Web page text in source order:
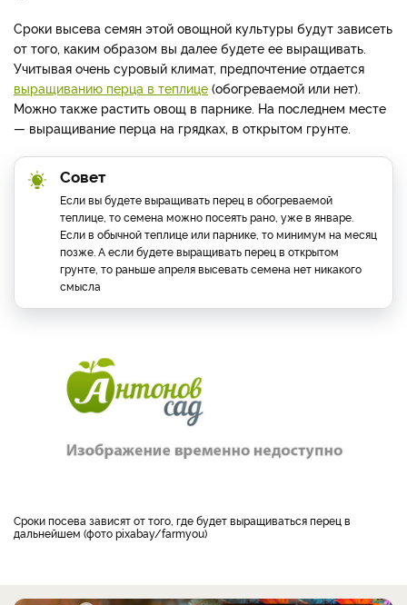
Сроки высева семян этой овощной культуры будут зависеть
от того, каким образом вы далее будете ее выращивать.
Учитывая очень суровый климат, предпочтение отдается
выращиванию перца в теплице (обогреваемой или нет).
Можно также растить овощ в парнике. На последнем месте
— выращивание перца на грядках, в открытом грунте.
Совет
Если вы будете выращивать перец в обогреваемой
теплице, то семена можно посеять рано, уже в январе.
Если в обычной теплице или парнике, то минимум на месяц
позже. А если будете выращивать перец в открытом
грунте, то раньше апреля высевать семена нет никакого
смысла
Сроки посева зависят от того, где будет выращиваться перец в
дальнейшем (фото pixabay/farmyou)